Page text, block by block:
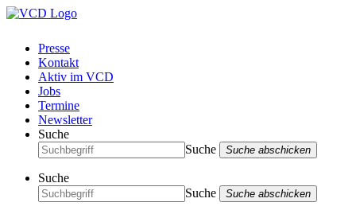
Presse
Kontakt
Aktiv im VCD
Jobs
Termine
Newsletter
Suche
Suche
Suche abschicken
Suche
Suche
Suche abschicken